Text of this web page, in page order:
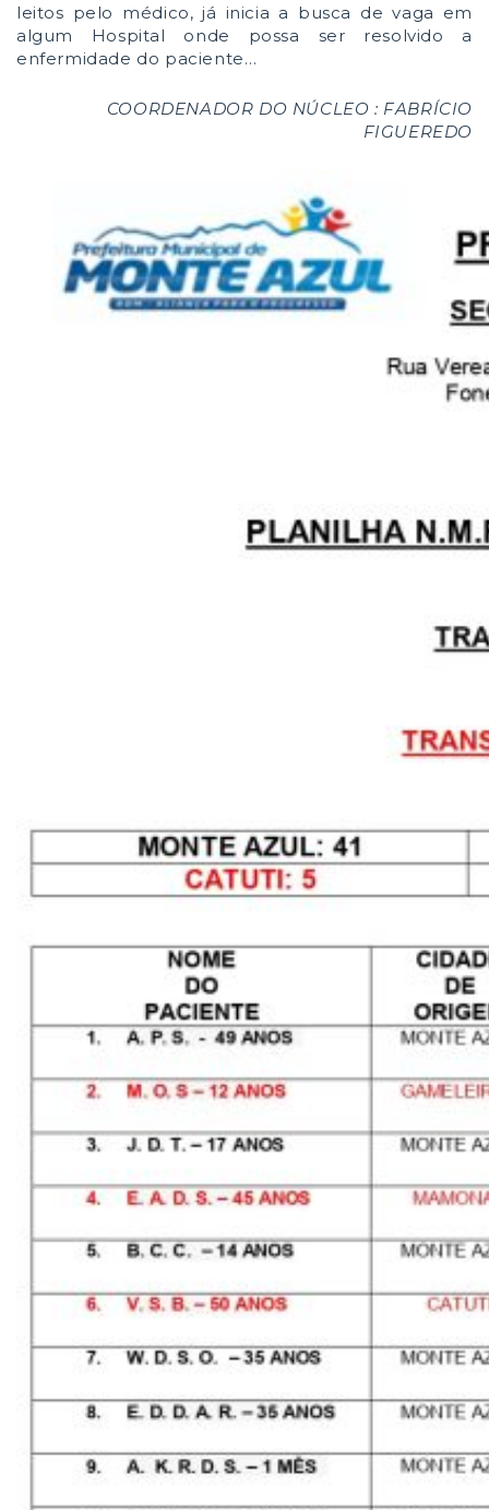
leitos pelo médico, já inicia a busca de vaga em
algum Hospital onde possa ser resolvido a
enfermidade do paciente…
COORDENADOR DO NÚCLEO : FABRÍCIO
FIGUEREDO